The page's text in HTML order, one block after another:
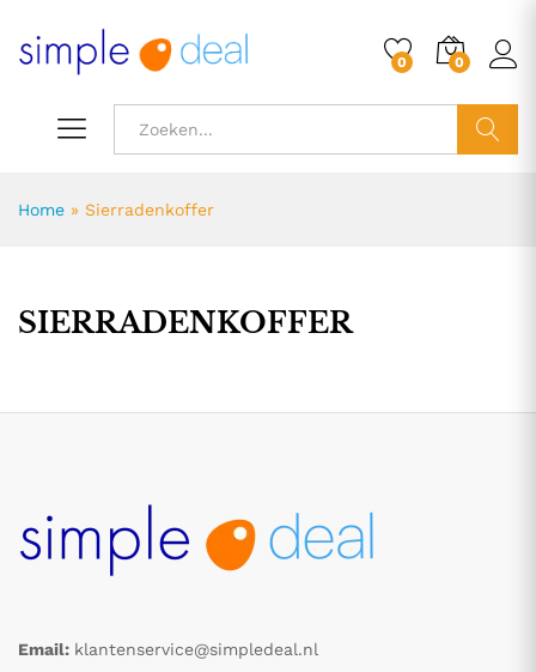
0 0
Home » Sierradenkoffer
SIERRADENKOFFER
Email: klantenservice@simpledeal.nl